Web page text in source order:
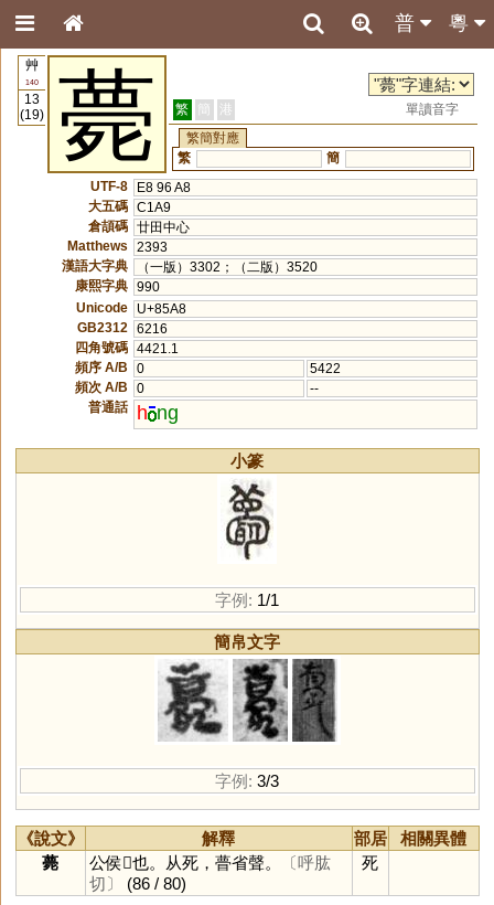
粵
普
艸
140
13
(19)
薨 繁 簡 港
單讀音字
繁簡對應
繁
簡
UTF-8
E8 96 A8
大五碼 C1A9
倉頡碼 廿田中心
Matthews
2393
漢語大字典
（一版）3302；（二版）3520
康熙字典 990
Unicode
U+85A8
GB2312
6216
四角號碼 4421.1
頻序 A/B
0
5422
頻次 A/B
0
--
普通話
h ng
小篆
字例: 1/1
簡帛文字
字例: 3/3
《說文》 解釋 部居
相關異體
薨
公侯𣨛也。从死，瞢省聲。
〔呼肱
切〕
(86 / 80)
死